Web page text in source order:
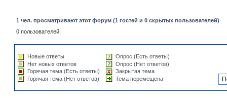
1 чел. просматривают этот форум (1 гостей и 0 скрытых пользователей)
0 пользователей:
Новые ответы
Нет новых ответов
Горячая тема (Есть ответы)
Горячая тема (Нет ответов)
Опрос (Есть ответы)
Опрос (Нет ответов)
Закрытая тема
Тема перемещена